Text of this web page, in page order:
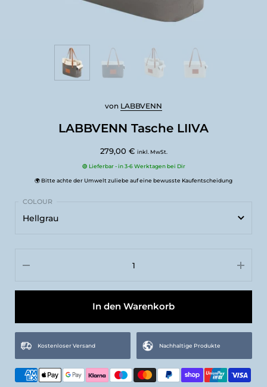
LABBVENN Tasche LIIVA
von LABBVENN
279,00 € inkl. MwSt.
🟢 Lieferbar - in 3-6 Werktagen bei Dir
🌍 Bitte achte der Umwelt zuliebe auf eine bewusste Kaufentscheidung
Hellgrau
In den Warenkorb
Kostenloser Versand Nachhaltige Produkte